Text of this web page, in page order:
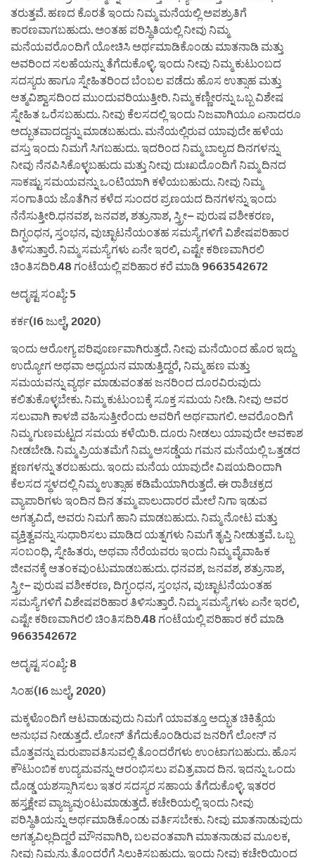
ತರುತ್ತವೆ. ಹಣದ ಕೊರತೆ ಇಂದು ನಿಮ್ಮ ಮನೆಯಲ್ಲಿ ಅಪಶ್ರುತಿಗೆ
ಕಾರಣವಾಗಬಹುದು. ಅಂತಹ ಪರಿಸ್ಥಿತಿಯಲ್ಲಿ ನೀವು ನಿಮ್ಮ
ಮನೆಯವರೊಂದಿಗೆ ಯೋಚಿಸಿ ಅರ್ಥಮಾಡಿಕೊಂಡು ಮಾತನಾಡಿ ಮತ್ತು
ಅವರಿಂದ ಸಲಹೆಯನ್ನು ತೆಗೆದುಕೊಳ್ಳಿ. ಇಂದು ನೀವು ನಿಮ್ಮ ಕುಟುಂಬದ
ಸದಸ್ಯರು ಹಾಗೂ ಸ್ನೇಹಿತರಿಂದ ಬೆಂಬಲ ಪಡೆದು ಹೊಸ ಉತ್ಸಾಹ ಮತ್ತು
ಆತ್ಮವಿಶ್ವಾಸದಿಂದ ಮುಂದುವರಿಯುತ್ತೀರಿ. ನಿಮ್ಮ ಕಣ್ಣೀರನ್ನು ಒಬ್ಬ ವಿಶೇಷ
ಸ್ನೇಹಿತ ಒರೆಸಬಹುದು. ನೀವು ಕೆಲಸದಲ್ಲಿ ಇಂದು ನಿಜವಾಗಿಯೂ ಏನಾದರೂ
ಅದ್ಭುತವಾದದ್ದನ್ನು ಮಾಡಬಹುದು. ಮನೆಯಲ್ಲಿರುವ ಯಾವುದೇ ಹಳೆಯ
ವಸ್ತು ಇಂದು ನಿಮಗೆ ಸಿಗಬಹುದು. ಇದರಿಂದ ನಿಮ್ಮ ಬಾಲ್ಯದ ದಿನಗಳನ್ನು
ನೀವು ನೆನಪಿಸಿಕೊಳ್ಳಬಹುದು ಮತ್ತು ನೀವು ದುಃಖದೊಂದಿಗೆ ನಿಮ್ಮ ದಿನದ
ಸಾಕಷ್ಟು ಸಮಯವನ್ನು ಒಂಟಿಯಾಗಿ ಕಳೆಯಬಹುದು. ನೀವು ನಿಮ್ಮ
ಸಂಗಾತಿಯ ಜೊತೆಗಿನ ಕಳೆದ ಸುಂದರ ಪ್ರಣಯದ ದಿನಗಳನ್ನು ಇಂದು
ನೆನೆಸುತ್ತೀರಿ.ಧನವಶ, ಜನವಶ, ಶತ್ರುನಾಶ, ಸ್ತ್ರೀ– ಪುರುಷ ವಶೀಕರಣ,
ದಿಗ್ಭಂಧನ, ಸ್ತಂಭನ, ವುಚ್ಛಾಟನೆಯಂತಹ ಸಮಸ್ಯೆಗಳಿಗೆ ವಿಶೇಷಪರಿಹಾರ
ತಿಳಿಸುತ್ತಾರೆ. ನಿಮ್ಮ ಸಮಸ್ಯೆಗಳು ಏನೇ ಇರಲಿ, ಎಷ್ಟೇ ಕಠಿಣವಾಗಿರಲಿ
ಚಿಂತಿಸದಿರಿ.48 ಗಂಟೆಯಲ್ಲಿ ಪರಿಹಾರ ಕರೆ ಮಾಡಿ 9663542672
ಅದೃಷ್ಟ ಸಂಖ್ಯೆ: 5
ಕರ್ಕ(16 ಜುಲೈ, 2020)
ಇಂದು ಆರೋಗ್ಯ ಪರಿಪೂರ್ಣವಾಗಿರುತ್ತದೆ. ನೀವು ಮನೆಯಿಂದ ಹೊರ ಇದ್ದು
ಉದ್ಯೋಗ ಅಥವಾ ಅಧ್ಯಯನ ಮಾಡುತ್ತಿದ್ದರೆ, ನಿಮ್ಮ ಹಣ ಮತ್ತು
ಸಮಯವನ್ನು ವ್ಯರ್ಥ ಮಾಡುವಂತಹ ಜನರಿಂದ ದೂರವಿರುವುದು
ಕಲಿತುಕೊಳ್ಳಬೇಕು. ನಿಮ್ಮ ಕುಟುಂಬಕ್ಕೆ ಸೂಕ್ತ ಸಮಯ ನೀಡಿ. ನೀವು ಅವರ
ಸಲುವಾಗಿ ಕಾಳಜಿ ವಹಿಸುತ್ತೀರೆಂದು ಅವರಿಗೆ ಅರ್ಥವಾಗಲಿ. ಅವರೊಂದಿಗೆ
ನಿಮ್ಮ ಗುಣಮಟ್ಟದ ಸಮಯ ಕಳೆಯಿರಿ. ದೂರು ನೀಡಲು ಯಾವುದೇ ಅವಕಾಶ
ನೀಡಬೇಡಿ. ನಿಮ್ಮ ಪ್ರಿಯತಮೆಗೆ ನಿಮ್ಮ ಅಸಡ್ಡೆಯ ಗಮನ ಮನೆಯಲ್ಲಿ ಒತ್ತಡದ
ಕ್ಷಣಗಳನ್ನು ತರಬಹುದು. ಇಂದು ಮನೆಯ ಯಾವುದೇ ವಿಷಯದಿಂದಾಗಿ
ಕೆಲಸದ ಸ್ಥಳದಲ್ಲಿ ನಿಮ್ಮ ಉತ್ಸಾಹ ಕಡಿಮೆಯಾಗಿರುತ್ತದೆ. ಈ ರಾಶಿಚಕ್ರದ
ವ್ಯಾಪಾರಿಗಳು ಇಂದಿನ ದಿನ ತಮ್ಮ ಪಾಲುದಾರರ ಮೇಲೆ ನಿಗಾ ಇಡುವ
ಅಗತ್ಯವಿದೆ, ಅವರು ನಿಮಗೆ ಹಾನಿ ಮಾಡಬಹುದು. ನಿಮ್ಮ ನೋಟ ಮತ್ತು
ವ್ಯಕ್ತಿತ್ವವನ್ನು ಸುಧಾರಿಸಲು ಮಾಡಿದ ಯತ್ನಗಳು ನಿಮಗೆ ತೃಪ್ತಿ ನೀಡುತ್ತವೆ. ಒಬ್ಬ
ಸಂಬಂಧಿ, ಸ್ನೇಹಿತರು, ಅಥವಾ ನೆರೆಯವರು ಇಂದು ನಿಮ್ಮ ವೈವಾಹಿಕ
ಜೀವನಕ್ಕೆ ಆತಂಕವುಂಟುಮಾಡಬಹುದು. ಧನವಶ, ಜನವಶ, ಶತ್ರುನಾಶ,
ಸ್ತ್ರೀ– ಪುರುಷ ವಶೀಕರಣ, ದಿಗ್ಭಂಧನ, ಸ್ತಂಭನ, ವುಚ್ಛಾಟನೆಯಂತಹ
ಸಮಸ್ಯೆಗಳಿಗೆ ವಿಶೇಷಪರಿಹಾರ ತಿಳಿಸುತ್ತಾರೆ. ನಿಮ್ಮ ಸಮಸ್ಯೆಗಳು ಏನೇ ಇರಲಿ,
ಎಷ್ಟೇ ಕಠಿಣವಾಗಿರಲಿ ಚಿಂತಿಸದಿರಿ.48 ಗಂಟೆಯಲ್ಲಿ ಪರಿಹಾರ ಕರೆ ಮಾಡಿ
9663542672
ಅದೃಷ್ಟ ಸಂಖ್ಯೆ: 8
ಸಿಂಹ(16 ಜುಲೈ, 2020)
ಮಕ್ಕಳೊಂದಿಗೆ ಆಟವಾಡುವುದು ನಿಮಗೆ ಯಾವತ್ತೂ ಅದ್ಭುತ ಚಿಕಿತ್ಸೆಯ
ಅನುಭವ ನೀಡುತ್ತದೆ. ಲೋನ್ ತೆಗೆದುಕೊಂಡಿರುವ ಜನರಿಗೆ ಲೋನ್ ನ
ಮೊತ್ತವನ್ನು ಮರುಪಾವತಿಸುವಲ್ಲಿ ತೊಂದರೆಗಳು ಉಂಟಾಗಬಹುದು. ಹೊಸ
ಕೌಟುಂಬಿಕ ಉದ್ಯಮವನ್ನು ಆರಂಭಿಸಲು ಪವಿತ್ರವಾದ ದಿನ. ಇದನ್ನು ಒಂದು
ದೊಡ್ಡ ಯಶಸ್ಸಾಗಿಸಲು ಇತರ ಸದಸ್ಯರ ಸಹಾಯ ತೆಗೆದುಕೊಳ್ಳಿ. ಇತರರ
ಹಸ್ತಕ್ಷೇಪ ವ್ಯಾಜ್ಯವುಂಟುಮಾಡುತ್ತದೆ. ಕಚೇರಿಯಲ್ಲಿ ಇಂದು ನೀವು
ಪರಿಸ್ಥಿತಿಯನ್ನು ಅರ್ಥಮಾಡಿಕೊಂಡು ವರ್ತಿಸಬೇಕು. ನೀವು ಮಾತನಾಡುವುದು
ಅಗತ್ಯವಿಲ್ಲದಿದ್ದರೆ ಮೌನವಾಗಿರಿ, ಬಲವಂತವಾಗಿ ಮಾತನಾಡುವ ಮೂಲಕ,
ನೀವು ನಿಮ್ಮನ್ನು ತೊಂದರೆಗೆ ಸಿಲುಕಿಸಬಹುದು. ಇಂದು ನೀವು ಕಚೇರಿಯಿಂದ